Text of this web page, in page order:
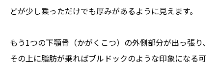
どが少し乗っただけでも厚みがあるように見えます。
もう1つの下顎骨（かがくこつ）の外側部分が出っ張り、
その上に脂肪が乗ればブルドックのような印象になる可